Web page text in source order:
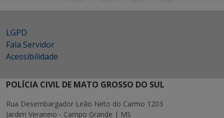
LGPD
Fala Servidor
Acessibilidade
POLÍCIA CIVIL DE MATO GROSSO DO SUL
Rua Desembargador Leão Neto do Carmo 1203
Jardim Veraneio - Campo Grande | MS